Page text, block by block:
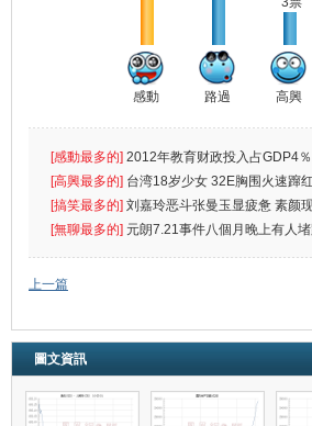
感動 路過 高興
[感動最多的] 2012年教育财政投入占GDP4
出首位
[高興最多的] 台湾18岁少女 32E胸围火速蹿
[搞笑最多的] 刘嘉玲恶斗张曼玉显疲惫 素颜
遮
[無聊最多的] 元朗7.21事件八個月晚上有人
催
上一篇
圖文資訊